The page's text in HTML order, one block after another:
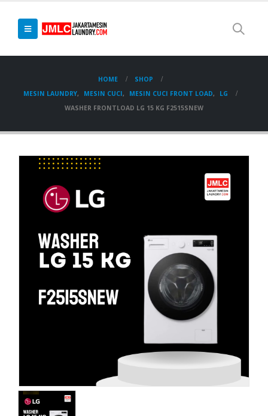
HOME
SHOP
MESIN LAUNDRY, MESIN CUCI, MESIN CUCI FRONT LOAD,
LG
WASHER FRONTLOAD LG 15 KG F2515SNEW